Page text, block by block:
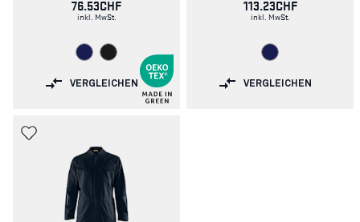
76.53CHF
inkl. MwSt.
VERGLEICHEN
113.23CHF
inkl. MwSt.
VERGLEICHEN